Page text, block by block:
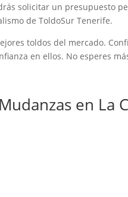
solicitar un presupuesto
de ToldoSur Tenerife.
toldos del mercado.
en ellos. No esperes
en La